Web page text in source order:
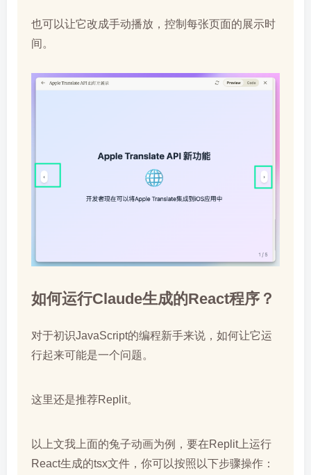
也可以让它改成手动播放，控制每张页面的展示时
间。
如何运行Claude生成的React程序？
对于初识JavaScript的编程新手来说，如何让它运
行起来可能是一个问题。
这里还是推荐Replit。
以上文我上面的兔子动画为例，要在Replit上运行
React生成的tsx文件，你可以按照以下步骤操作：